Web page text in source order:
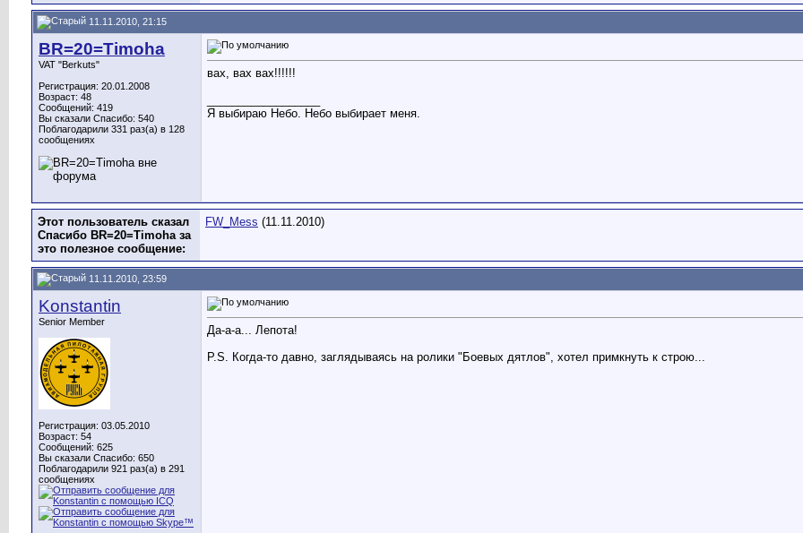
11.11.2010, 21:15
BR=20=Timoha
VAT "Berkuts"
Регистрация: 20.01.2008
Возраст: 48
Сообщений: 419
Вы сказали Спасибо: 540
Поблагодарили 331 раз(а) в 128
сообщениях
вах, вах вах!!!!!!
Я выбираю Небо. Небо выбирает меня.
Этот пользователь сказал
Спасибо BR=20=Timoha за
это полезное сообщение:
FW_Mess (11.11.2010)
11.11.2010, 23:59
Konstantin
Senior Member
Регистрация: 03.05.2010
Возраст: 54
Сообщений: 625
Вы сказали Спасибо: 650
Поблагодарили 921 раз(а) в 291
сообщениях
Да-а-а... Лепота!
P.S. Когда-то давно, заглядываясь на ролики "Боевых дятлов", хотел примкнуть к строю...